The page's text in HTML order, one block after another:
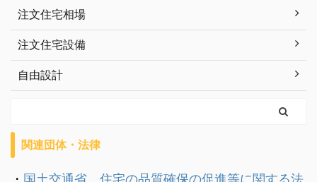
注文住宅相場
注文住宅設備
自由設計
関連団体・法律
・ 国土交通省 住宅の品質確保の促進等に関する法